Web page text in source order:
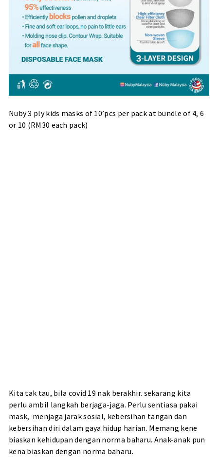
Nuby 3 ply kids masks of 10’pcs per pack at bundle of 4, 6
or 10 (RM30 each pack)
Kita tak tau, bila covid 19 nak berakhir. sekarang kita
perlu ambil langkah berjaga-jaga. Perlu sentiasa pakai
mask, menjaga jarak sosial, kebersihan tangan dan
kebersihan diri dalam gaya hidup harian. Memang kene
biaskan kehidupan dengan norma baharu. Anak-anak pun
kena biaskan dengan norma baharu.